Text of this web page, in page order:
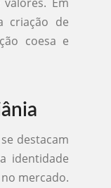
criação de
coesa e
destacam
identidade
mercado.